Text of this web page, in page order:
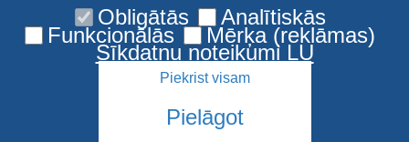
Obligātās Analītiskās
Funkcionālās Mērķa (reklāmas)
Sīkdatņu noteikumi LU
Piekrist visam
Pielāgot